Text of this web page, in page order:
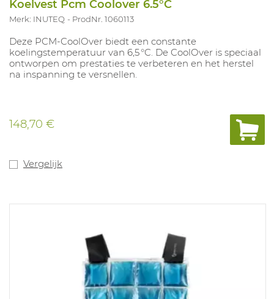
Koelvest Pcm Coolover 6.5°C
Merk: INUTEQ ProdNr. 1060113
Deze PCM‑CoolOver biedt een constante
koelingstemperatuur van 6,5 °C. De CoolOver is speciaal
ontworpen om prestaties te verbeteren en het herstel
na inspanning te versnellen.
148,70 €
Vergelijk